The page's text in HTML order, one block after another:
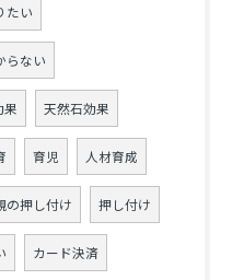
たい
らない
果 天然石効果
育児 人材育成
の押し付け 押し付け
カード決済